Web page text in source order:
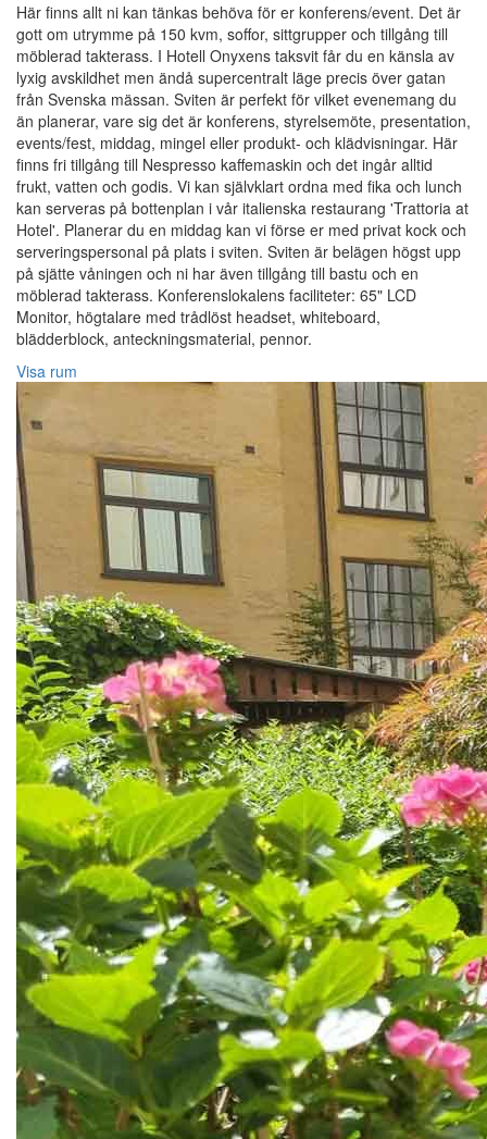
Här finns allt ni kan tänkas behöva för er konferens/event. Det är
gott om utrymme på 150 kvm, soffor, sittgrupper och tillgång till
möblerad takterass. I Hotell Onyxens taksvit får du en känsla av
lyxig avskildhet men ändå supercentralt läge precis över gatan
från Svenska mässan. Sviten är perfekt för vilket evenemang du
än planerar, vare sig det är konferens, styrelsemöte, presentation,
events/fest, middag, mingel eller produkt- och klädvisningar. Här
finns fri tillgång till Nespresso kaffemaskin och det ingår alltid
frukt, vatten och godis. Vi kan självklart ordna med fika och lunch
kan serveras på bottenplan i vår italienska restaurang 'Trattoria at
Hotel'. Planerar du en middag kan vi förse er med privat kock och
serveringspersonal på plats i sviten. Sviten är belägen högst upp
på sjätte våningen och ni har även tillgång till bastu och en
möblerad takterass. Konferenslokalens faciliteter: 65" LCD
Monitor, högtalare med trådlöst headset, whiteboard,
blädderblock, anteckningsmaterial, pennor.
Visa rum